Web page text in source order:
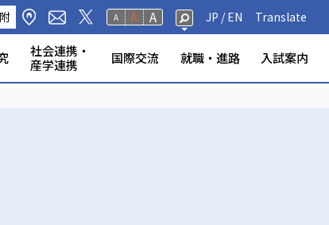
A A A JP /EN Translate
研究フェロー・若手重点研究
社会連携・
産学連携
国際交流
海外から静岡大学への留
就職・進路 入試案内
講生・研究